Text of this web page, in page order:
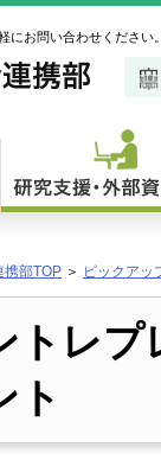
にお問い合わせください
携部TOP ＞ ピックアッ
トレプ
ト